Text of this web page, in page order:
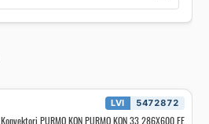
LVI 5472872
Konvektori PURMO KON PURMO KON 33 286X600 FE